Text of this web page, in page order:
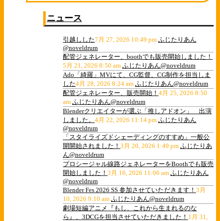
ニュース
引越しした7月 27, 2026 10:49 pm ふじたりあん
@noveldrum
配管ジェネレーター、boothでも販売開始しました！
5月 21, 2026 8:50 am ふじたりあん@noveldrum
Ado「綺羅」MVにて、CG監督、CG制作を担当しま
した4月 28, 2026 8:24 am ふじたりあん@noveldrum
配管ジェネレーター、販売開始！ 4月 25, 2026 8:50
am ふじたりあん@noveldrum
Blenderクリエイターが選ぶ「推しアドオン」 出演
しました。 4月 22, 2026 11:14 pm ふじたりあん
@noveldrum
「スタイライズドシェーディングのすすめ」一般公
開開始されました！ 3月 20, 2026 1:49 pm ふじたりあ
ん@noveldrum
プロシージャル線路ジェネレーターをBoothでも販売
開始しました！ 3月 16, 2026 11:06 am ふじたりあん
@noveldrum
Blender Fes 2026 SS 参加させていただきます！ 3月
10, 2026 9:10 am ふじたりあん@noveldrum
劇場短編アニメ『もし、これから生まれるのな
ら』、3DCGを担当させていただきました！ 1月 31,